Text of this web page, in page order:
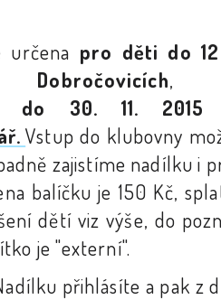
určena pro děti do
,
do 30. 11. 2015
Vstup do klubovny
zajistíme nadílku i
balíčku je 150 Kč,
dětí viz výše, do
je "externí".
přihlásíte a pak z